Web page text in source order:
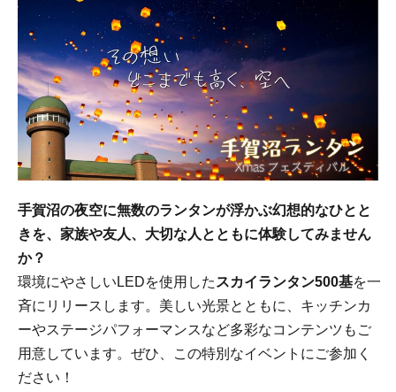
手賀沼の夜空に無数のランタンが浮かぶ幻想的なひとと
きを、家族や友人、大切な人とともに体験してみません
か？
環境にやさしいLEDを使用した スカイランタン500基を一
斉にリリースします。美しい光景とともに、キッチンカ
ーやステージパフォーマンスなど多彩なコンテンツもご
用意しています。ぜひ、この特別なイベントにご参加く
ださい！